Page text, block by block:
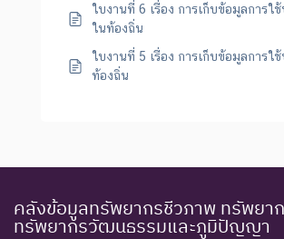
ใบงานที่ 6 เรื่อง การเก็บข้อมูลการใ
ในท้องถิ่น
ใบงานที่ 5 เรื่อง การเก็บข้อมูลการใ
ท้องถิ่น
คลังข้อมูลทรัพยากรชีวภาพ ทรัพยา
ทรัพยากรวัฒนธรรมและภูมิปัญญา